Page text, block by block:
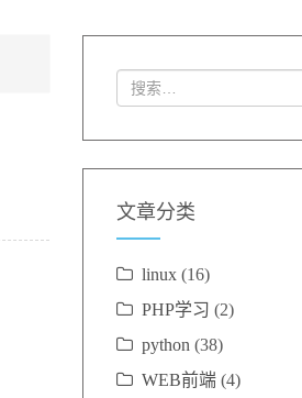
文章分类
linux(16)
PHP学习 (2)
python (38)
WEB前端(4)